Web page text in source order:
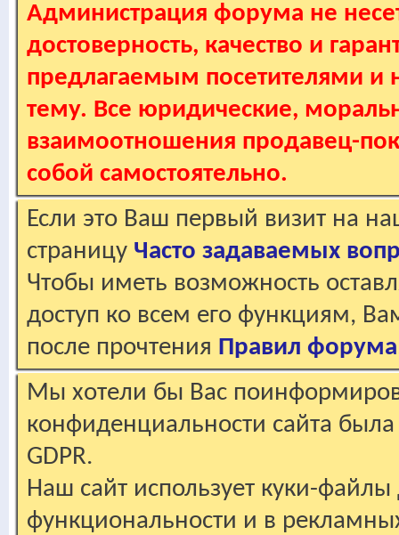
Администрация форума не
достоверность, качество и
предлагаемым посетителями и
тему. Все юридические,
взаимоотношения продавец-
собой самостоятельно.
Если это Ваш первый визит на
страницу Часто задаваемых
Чтобы иметь возможность
доступ ко всем его функциям,
после прочтения Правил форума
Мы хотели бы Вас
конфиденциальности сайта
GDPR.
Наш сайт использует куки-файлы
функциональности и в